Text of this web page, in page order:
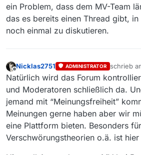
ein Problem, dass dem MV-Team
das es bereits einen Thread gibt,
noch einmal zu diskutieren.
Offline
Nicklas2751 ADMINISTRATOR schrieb
zuletzt
Natürlich wird das Forum
und Moderatoren schließlich da.
jemand mit “Meinungsfreiheit”
Meinungen gerne haben aber wir
eine Plattform bieten. Besonders
Verschwörungstheorien o.ä. ist